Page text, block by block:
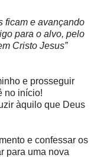
ficam e avançando
para o alvo, pelo
Cristo Jesus”
e prosseguir
no início!
àquilo que Deus
e confessar os
para uma nova